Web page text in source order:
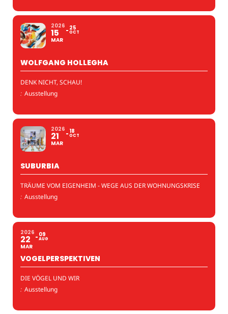
2026
15
MAR
25
OCT
WOLFGANG HOLLEGHA
DENK NICHT, SCHAU!
: Ausstellung
2026
21
MAR
18
OCT
SUBURBIA
TRÄUME VOM EIGENHEIM - WEGE AUS DER WOHNUNGSKRISE
: Ausstellung
2026
22
MAR
09
AUG
VOGELPERSPEKTIVEN
DIE VÖGEL UND WIR
: Ausstellung